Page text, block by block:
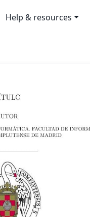
Help & resources